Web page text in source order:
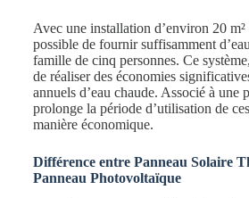
Avec une installation d’environ 20
possible de fournir suffisamment
famille de cinq personnes. Ce
de réaliser des économies
annuels d’eau chaude. Associé à une
prolonge la période d’utilisation de
manière économique.
Différence entre Panneau Solaire
Panneau Photovoltaïque